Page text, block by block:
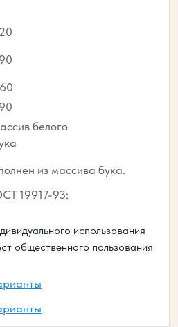
белого
из массива бука.
19917-93:
использования
общественного пользования